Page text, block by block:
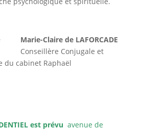
Marie-Claire de LAFORCADE
Conseillère Conjugale et
du cabinet Raphaël
est prévu avenue de